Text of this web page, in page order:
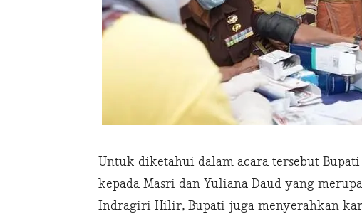
Untuk diketahui dalam acara tersebut
kepada Masri dan Yuliana Daud yang
Indragiri Hilir, Bupati juga menyerahkan